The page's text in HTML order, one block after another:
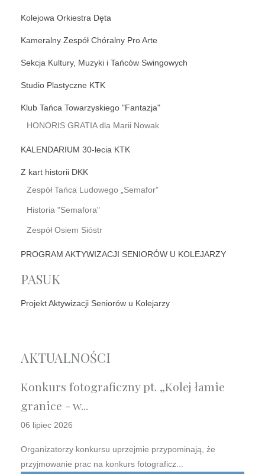
Kolejowa Orkiestra Dęta
Kameralny Zespół Chóralny Pro Arte
Sekcja Kultury, Muzyki i Tańców Swingowych
Studio Plastyczne KTK
Klub Tańca Towarzyskiego "Fantazja"
HONORIS GRATIA dla Marii Nowak
KALENDARIUM 30-lecia KTK
Z kart historii DKK
Zespół Tańca Ludowego „Semafor”
Historia "Semafora"
Zespół Osiem Sióstr
PROGRAM AKTYWIZACJI SENIORÓW U KOLEJARZY
PASUK
Projekt Aktywizacji Seniorów u Kolejarzy
AKTUALNOŚCI
Konkurs fotograficzny pt. „Kolej łamie
granice - w...
06 lipiec 2026
Organizatorzy konkursu uprzejmie przypominają, że
przyjmowanie prac na konkurs fotograficz...